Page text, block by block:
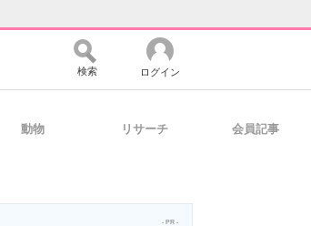
検索 ログイン
動物 リサーチ 会員記事
- PR -